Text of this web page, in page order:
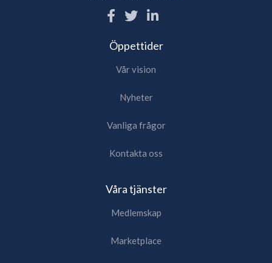
Öppettider
Vår vision
Nyheter
Vanliga frågor
Kontakta oss
Våra tjänster
Medlemskap
Marketplace